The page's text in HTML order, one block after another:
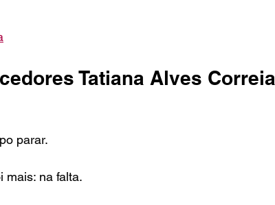
Tatiana Alves Correia
parar.
mais: na falta.